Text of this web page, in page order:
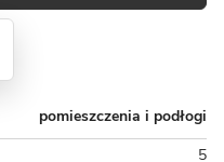
pomieszczenia i podłogi
5